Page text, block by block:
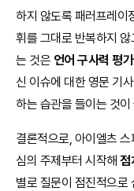
하지 않도록 패러프레이
휘를 그대로 반복하지
는 것은 언어 구사력 평가
신 이슈에 대한 영문 기
하는 습관을 들이는 것이
결론적으로, 아이엘츠
심의 주제부터 시작해점
별로 질문이 점진적으로